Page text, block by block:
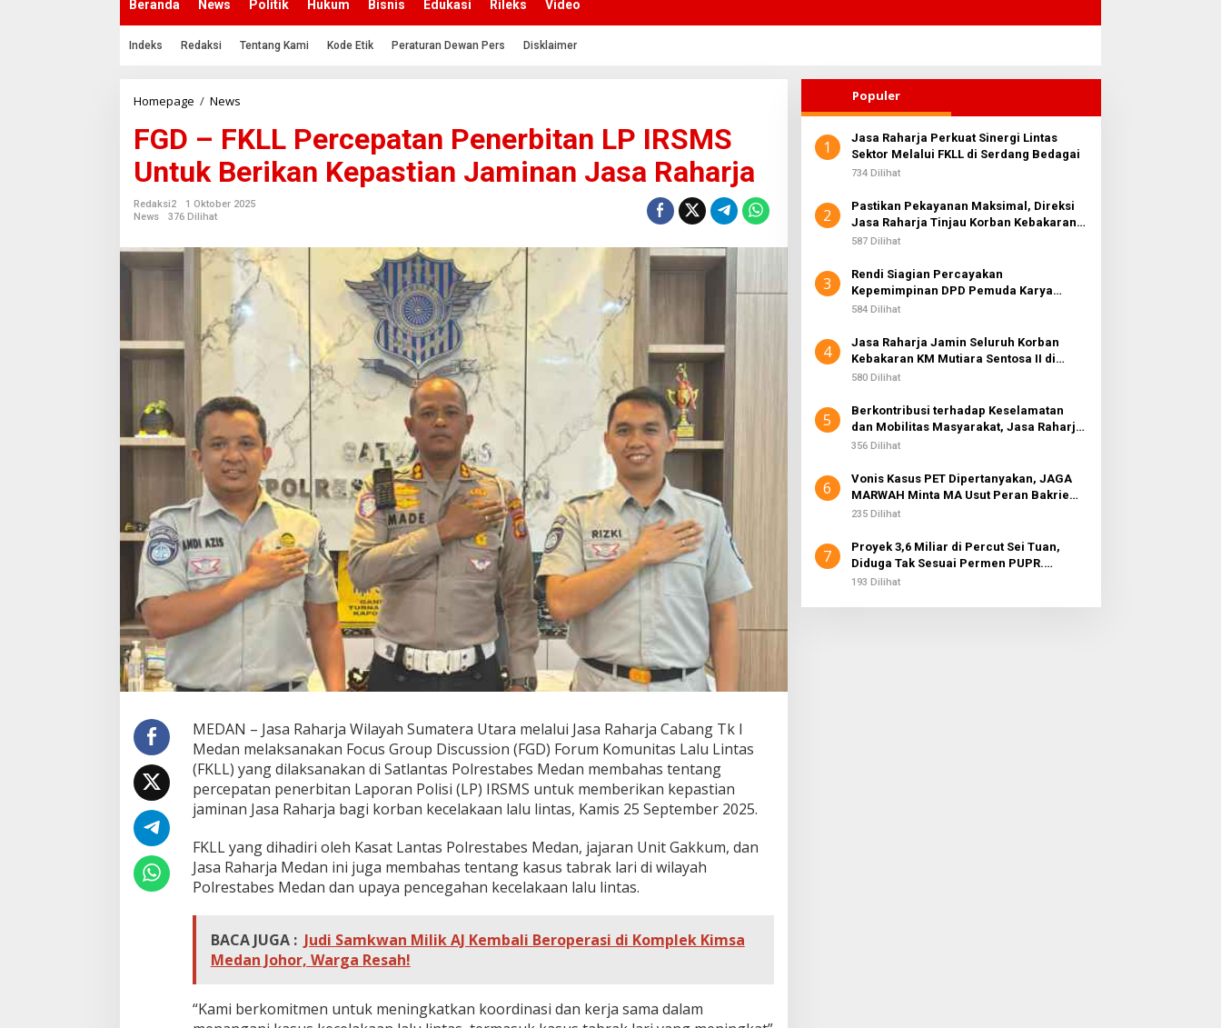
Beranda News Politik Hukum Bisnis Edukasi Rileks Video
Indeks Redaksi Tentang Kami Kode Etik Peraturan Dewan Pers Disklaimer
Homepage / News
D
–
F
K
L
e
r
c
e
p
a
P
e
n
e
r
b
i
t
a
L
P
I
R
U
n
u
k
B
e
r
i
n
K
e
s
t
i
J
FGD – FKLL Percepatan Penerbitan LP IRSMS
Untuk Berikan Kepastian Jaminan Jasa Raharja
Redaksi2
1 Oktober 2025
News
376 Dilihat
MEDAN – Jasa Raharja Wilayah Sumatera Utara melalui Jasa Raharja Cabang Tk I
Medan melaksanakan Focus Group Discussion (FGD) Forum Komunitas Lalu Lintas
(FKLL) yang dilaksanakan di Satlantas Polrestabes Medan membahas tentang
percepatan penerbitan Laporan Polisi (LP) IRSMS untuk memberikan kepastian
jaminan Jasa Raharja bagi korban kecelakaan lalu lintas, Kamis 25 September 2025.
FKLL yang dihadiri oleh Kasat Lantas Polrestabes Medan, jajaran Unit Gakkum, dan
Jasa Raharja Medan ini juga membahas tentang kasus tabrak lari di wilayah
Polrestabes Medan dan upaya pencegahan kecelakaan lalu lintas.
BACA JUGA : Judi Samkwan Milik AJ Kembali Beroperasi di Komplek Kimsa
Medan Johor, Warga Resah!
“Kami berkomitmen untuk meningkatkan koordinasi dan kerja sama dalam
Populer
1
Jasa Raharja Perkuat Sinergi Lintas
Sektor Melalui FKLL di Serdang Bedagai
734 Dilihat
2
Pastikan Pekayanan Maksimal, Direksi
Jasa Raharja Tinjau Korban Kebakaran
KM Mutiara Sentosa II
587 Dilihat
3
Rendi Siagian Percayakan
Kepemimpinan DPD Pemuda Karya
Nasional Kota Medan kepada Josef
584 Dilihat
4
Jasa Raharja Jamin Seluruh Korban
Kebakaran KM Mutiara Sentosa II di
Perairan Sumenep
580 Dilihat
5
Berkontribusi terhadap Keselamatan
dan Mobilitas Masyarakat, Jasa Raharja
Raih Penghargaan di Ajang Transportasi
356 Dilihat
6
Vonis Kasus PET Dipertanyakan, JAGA
MARWAH Minta MA Usut Peran Bakrie
Group
235 Dilihat
7
Proyek 3,6 Miliar di Percut Sei Tuan,
Diduga Tak Sesuai Permen PUPR.
Volume dan Nama Pengawas Tidak
193 Dilihat